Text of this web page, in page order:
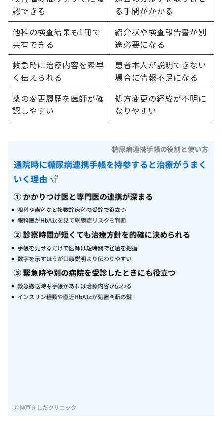
認できる
る手間がかかる
他科の検査結果も1冊で
共有できる
紹介状や検査報告書が別
途必要になる
救急時に治療内容を素早
く伝えられる
患者本人が説明できない
場合に情報不足になる
薬の変更履歴を医師が確
認しやすい
処方変更の経緯が不明に
なりやすい